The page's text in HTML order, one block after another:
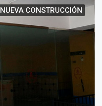
NUEVA CONSTRUCCIÓN